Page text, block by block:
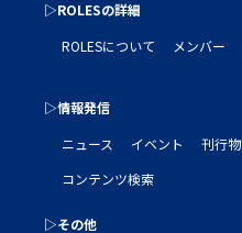
▷ROLESの詳細
ROLESについて
メンバー
▷情報発信
ニュース
イベント 刊行物
コンテンツ検索
▷その他